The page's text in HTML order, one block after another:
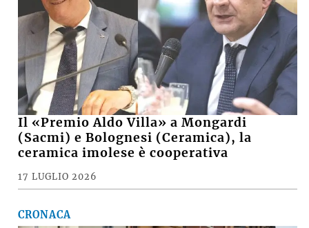
Il «Premio Aldo Villa» a Mongardi
(Sacmi) e Bolognesi (Ceramica), la
ceramica imolese è cooperativa
17 LUGLIO 2026
CRONACA